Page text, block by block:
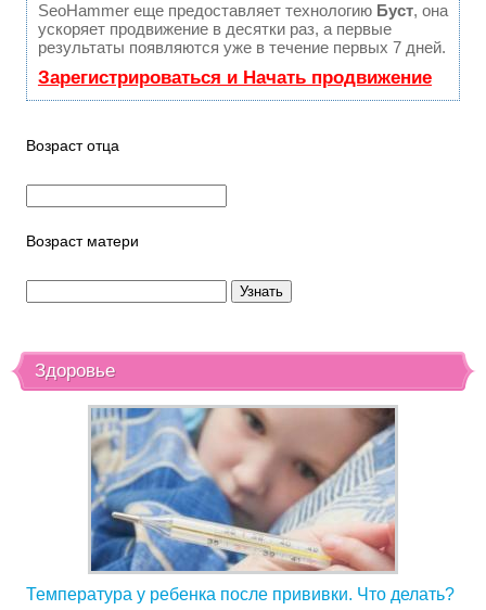
SeoHammer еще предоставляет технологию Буст, она
ускоряет продвижение в десятки раз, а первые
результаты появляются уже в течение первых 7 дней.
Зарегистрироваться и Начать продвижение
Возраст отца
Возраст матери
Здоровье
Температура у ребенка после прививки. Что делать?